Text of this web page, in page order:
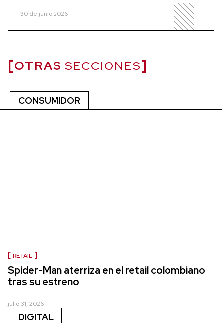
30 de junio 2026
OTRAS SECCIONES
CONSUMIDOR
RETAIL
Spider-Man aterriza en el retail colombiano
tras su estreno
julio 31, 2026
DIGITAL